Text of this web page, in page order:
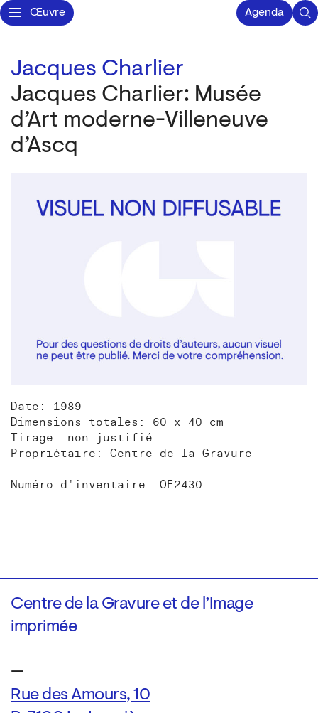
Œuvre Agenda
Jacques Charlier
Jacques Charlier: Musée
d’Art moderne-Villeneuve
d’Ascq
Date: 1989
Dimensions totales: 60 x 40 cm
Tirage: non justifié
Propriétaire: Centre de la Gravure
Numéro d'inventaire: OE2430
Centre de la Gravure et de l’Image
imprimée
—
Rue des Amours, 10